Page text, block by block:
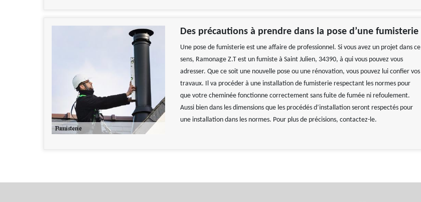
Des précautions à prendre dans la pose d’une fumisterie
Une pose de fumisterie est une affaire de professionnel. Si vous avez un projet dans ce
sens, Ramonage Z.T est un fumiste à Saint Julien, 34390, à qui vous pouvez vous
adresser. Que ce soit une nouvelle pose ou une rénovation, vous pouvez lui confier vos
travaux. Il va procéder à une installation de fumisterie respectant les normes pour
que votre cheminée fonctionne correctement sans fuite de fumée ni refoulement.
Aussi bien dans les dimensions que les procédés d’installation seront respectés pour
une installation dans les normes. Pour plus de précisions, contactez-le.